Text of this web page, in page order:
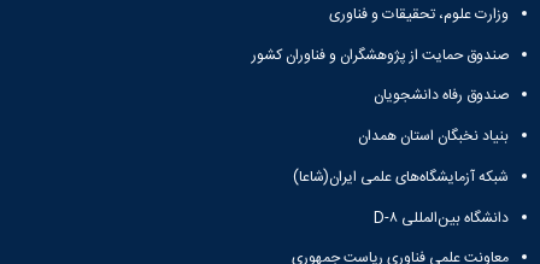
وزارت علوم، تحقیقات و فناوری
صندوق حمایت از پژوهشگران و فناوران کشور
صندوق رفاه دانشجویان
بنیاد نخبگان استان همدان
شبکه آزمایشگاه‌های علمی ایران(شاعا)
دانشگاه بین‌المللی D-۸
معاونت علمی فناوری ریاست جمهوری